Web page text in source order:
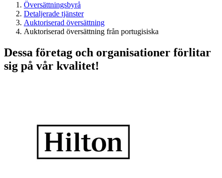
Översättningsbyrå
Detaljerade tjänster
Auktoriserad översättning
Auktoriserad översättning från portugisiska
Dessa företag och organisationer förlitar
sig på vår kvalitet!